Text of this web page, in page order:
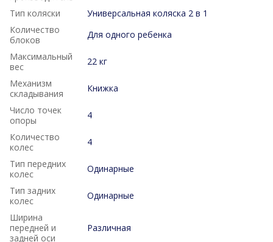
Тип коляски
Универсальная коляска 2 в 1
Количество
блоков
Для одного ребенка
Максимальный
вес
22 кг
Механизм
складывания
Книжка
Число точек
опоры
4
Количество
колес
4
Тип передних
колес
Одинарные
Тип задних
колес
Одинарные
Ширина
передней и
задней оси
Различная